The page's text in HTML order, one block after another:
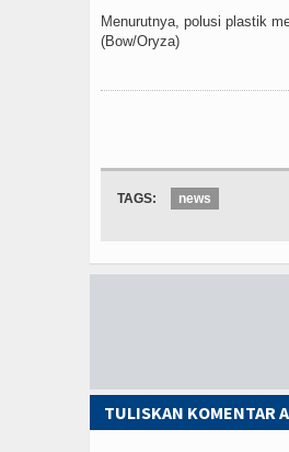
Menurutnya, polusi plastik
(Bow/Oryza)
TAGS: news
TULISKAN KOMENTAR